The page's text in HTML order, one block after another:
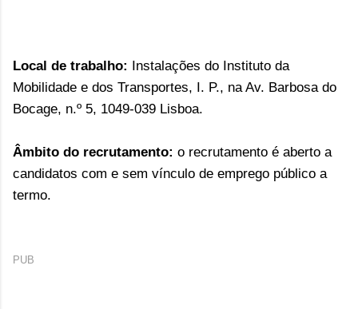
Local de trabalho: Instalações do Instituto da
Mobilidade e dos Transportes, I. P., na Av. Barbosa do
Bocage, n.º 5, 1049-039 Lisboa.
Âmbito do recrutamento: o recrutamento é aberto a
candidatos com e sem vínculo de emprego público a
termo.
PUB